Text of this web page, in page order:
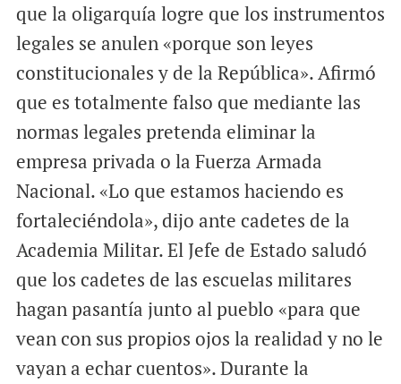
k
p
que la oligarquía logre que los instrumentos
legales se anulen «porque son leyes
constitucionales y de la República». Afirmó
que es totalmente falso que mediante las
normas legales pretenda eliminar la
empresa privada o la Fuerza Armada
Nacional. «Lo que estamos haciendo es
fortaleciéndola», dijo ante cadetes de la
Academia Militar. El Jefe de Estado saludó
que los cadetes de las escuelas militares
hagan pasantía junto al pueblo «para que
vean con sus propios ojos la realidad y no le
vayan a echar cuentos». Durante la